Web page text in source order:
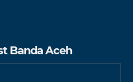
Banda Aceh